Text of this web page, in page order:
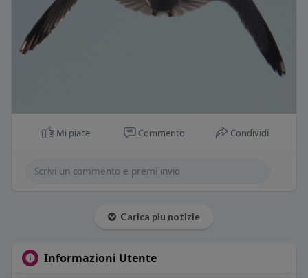
Mi piace Commento Condividi
Carica piu notizie
Informazioni Utente